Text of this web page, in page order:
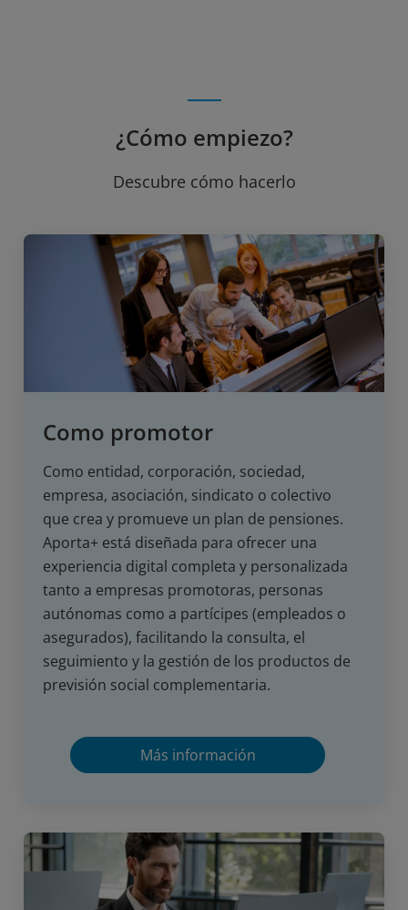
¿Cómo empiezo?
Descubre cómo hacerlo
Como promotor
Como entidad, corporación, sociedad,
empresa, asociación, sindicato o colectivo
que crea y promueve un plan de pensiones.
Aporta+ está diseñada para ofrecer una
experiencia digital completa y personalizada
tanto a empresas promotoras, personas
autónomas como a partícipes (empleados o
asegurados), facilitando la consulta, el
seguimiento y la gestión de los productos de
previsión social complementaria.
Más información